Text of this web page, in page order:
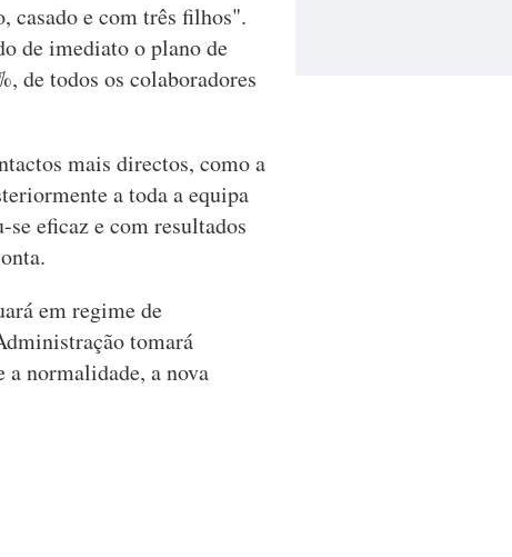
casado e com três filhos".
de imediato o plano de
de todos os colaboradores
mais directos, como a
a toda a equipa
eficaz e com resultados
em regime de
tomará
a normalidade, a nova